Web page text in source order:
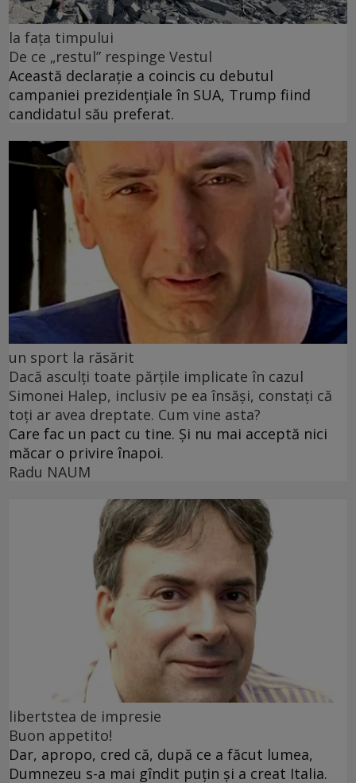
la fața timpului
De ce „restul” respinge Vestul
Această declarație a coincis cu debutul
campaniei prezidențiale în SUA, Trump fiind
candidatul său preferat.
un sport la răsărit
Dacă asculți toate părțile implicate în cazul
Simonei Halep, inclusiv pe ea însăși, constați că
toți ar avea dreptate. Cum vine asta?
Care fac un pact cu tine. Și nu mai acceptă nici
măcar o privire înapoi.
Radu NAUM
libertstea de impresie
Buon appetito!
Dar, apropo, cred că, după ce a făcut lumea,
Dumnezeu s-a mai gîndit puțin și a creat Italia.